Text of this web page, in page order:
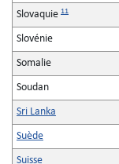
Slovaquie 11
Slovénie
Somalie
Soudan
Sri Lanka
Suède
Suisse